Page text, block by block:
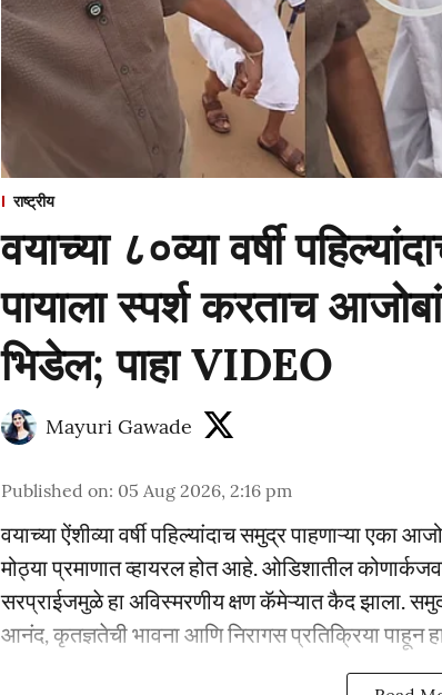
राष्ट्रीय
वयाच्या ८०व्या वर्षी
पायाला स्पर्श करताच
भिडेल; पाहा VIDEO
Mayuri Gawade
Published on: 05 Aug 2026, 2:16 pm
वयाच्या ऐंशीव्या वर्षी पहिल्यांदाच समुद्र पाहणाऱ्या एका
मोठ्या प्रमाणात व्हायरल होत आहे. ओडिशातील
सरप्राईजमुळे हा अविस्मरणीय क्षण कॅमेऱ्यात कैद झाला.
आनंद, कृतज्ञतेची भावना आणि निरागस प्रतिक्रिया पाहून